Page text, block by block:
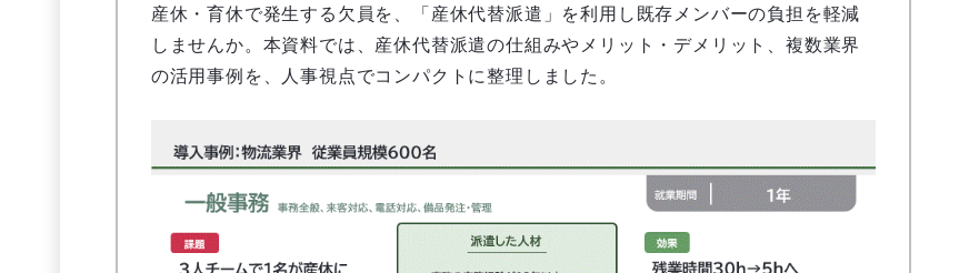
産休・育休で発生する欠員を、「産休代替派遣」を利用し既存メンバーの負担を軽減
しませんか。本資料では、産休代替派遣の仕組みやメリット・デメリット、複数業界
の活用事例を、人事視点でコンパクトに整理しました。